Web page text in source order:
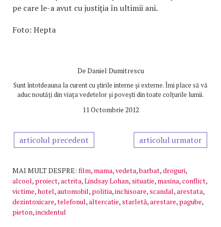
pe care le-a avut cu justiţia în ultimii ani.
Foto: Hepta
De Daniel Dumitrescu
Sunt întotdeauna la curent cu știrile interne și externe. Îmi place să vă
aduc noutăți din viața vedetelor și povești din toate colțurile lumii.
11 Octombrie 2012
articolul precedent articolul urmator
MAI MULT DESPRE: film, mama,vedeta,barbat,droguri,
alcool, proiect,actrita,Lindsay Lohan, situatie, masina,conflict,
victime,hotel,automobil, politia,inchisoare, scandal,arestata,
dezintoxicare,telefonul,altercatie, starletă,arestare, pagube,
pieton,incidentul